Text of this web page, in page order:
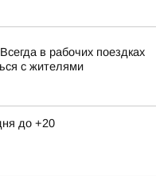
в рабочих поездках
с жителями
до +20